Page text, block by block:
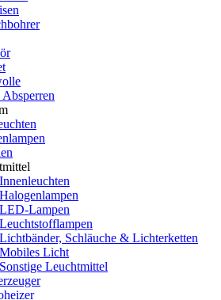
Innenleuchten
Halogenlampen
LED-Lampen
Leuchtstofflampen
Lichtbänder, Schläuche & Lichterketten
Mobiles Licht
Sonstige Leuchtmittel